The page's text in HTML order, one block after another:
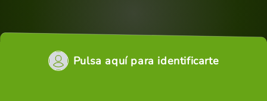
Pulsa aquí para identificarte